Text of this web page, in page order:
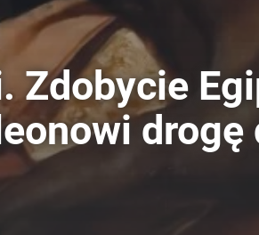
Zdobycie
drogę